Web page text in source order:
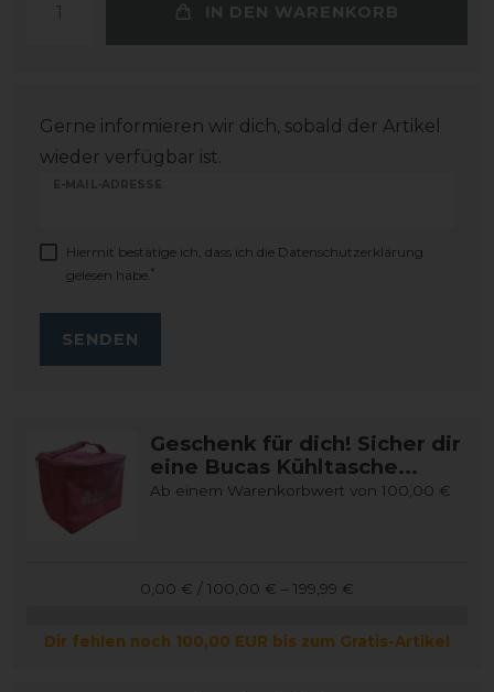
IN DEN WARENKORB
Gerne informieren wir dich, sobald der Artikel
wieder verfügbar ist.
E-MAIL-ADRESSE
Hiermit bestätige ich, dass ich die Daten­schutz­erklärung
gelesen habe. *
SENDEN
Geschenk für dich! Sicher dir
eine Bucas Kühltasche...
Ab einem Warenkorbwert von 100,00 €
0,00 € / 100,00 € – 199,99 €
Dir fehlen noch 100,00 EUR bis zum Gratis-Artikel